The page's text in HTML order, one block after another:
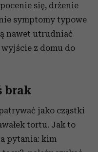
się, drżenie
symptomy typowe
nawet utrudniać
z domu do
brak
jako cząstki
tortu. Jak to
pytania: kim